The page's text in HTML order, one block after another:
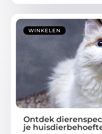
WINKELEN
Ontdek
je